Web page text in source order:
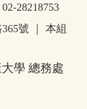
28218753
號
｜ 本組
學 總務處